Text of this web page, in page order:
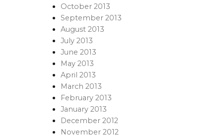
October 2013
September 2013
August 2013
July 2013
June 2013
May 2013
April 2013
March 2013
February 2013
January 2013
December 2012
November 2012